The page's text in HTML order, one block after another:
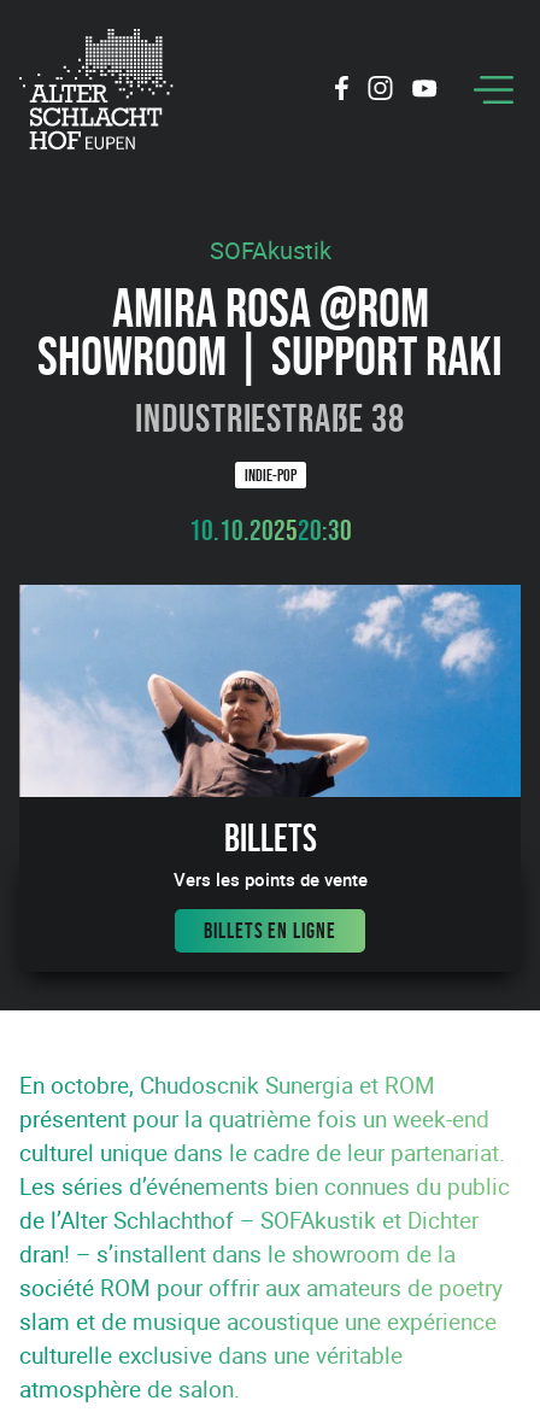
SOFAkustik
AMIRA ROSA @ROM
SHOWROOM | SUPPORT RAKI
Industriestraße 38
INDIE-POP
10.10.202520:30
Billets
Vers les points de vente
BILLETS EN LIGNE
En octobre, Chudoscnik Sunergia et ROM
présentent pour la quatrième fois un week-end
culturel unique dans le cadre de leur partenariat.
Les séries d’événements bien connues du public
de l’Alter Schlachthof – SOFAkustik et Dichter
dran! – s’installent dans le showroom de la
société ROM pour offrir aux amateurs de poetry
slam et de musique acoustique une expérience
culturelle exclusive dans une véritable
atmosphère de salon.